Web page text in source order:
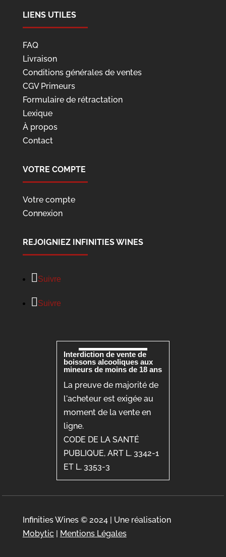
LIENS UTILES
FAQ
Livraison
Conditions générales de ventes
CGV Primeurs
Formulaire de rétractation
Lexique
À propos
Contact
VOTRE COMPTE
Votre compte
Connexion
REJOIGNIEZ INFINITIES WINES
Suivre
Suivre
Interdiction de vente de
boissons alcooliques aux
mineurs de moins de 18 ans
La preuve de majorité de
l'acheteur est exigée au
moment de la vente en
ligne.
CODE DE LA SANTÉ
PUBLIQUE, ART L. 3342-1
ET L. 3353-3
Infinities Wines © 2024 | Une réalisation
Mobytic
Mentions Légales